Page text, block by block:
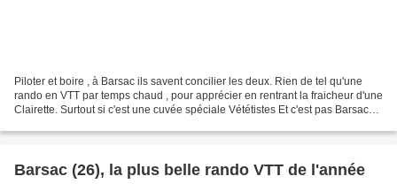
Piloter et boire , à Barsac ils savent concilier les deux. Rien de tel qu'une
rando en VTT par temps chaud , pour apprécier en rentrant la fraicheur d'une
Clairette. Surtout si c'est une cuvée spéciale Vététistes Et c'est pas Barsacou
Barsac (26), la plus belle rando VTT de l'année